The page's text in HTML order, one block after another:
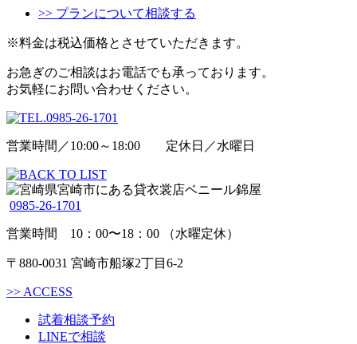
>> プランについて相談する
※料金は税込価格とさせていただきます。
お急ぎのご相談はお電話でも承っております。
お気軽にお問い合わせください。
営業時間／10:00～18:00 定休日／水曜日
0985-26-1701
営業時間 10：00〜18：00 （水曜定休）
〒880-0031 宮崎市船塚2丁目6-2
>> ACCESS
試着相談予約
LINEで相談